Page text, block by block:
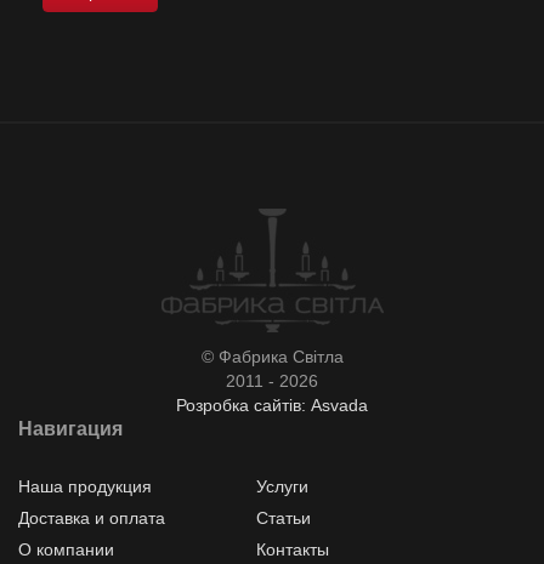
© Фабрика Світла
2011 - 2026
Розробка сайтів: Asvada
Навигация
Наша продукция
Услуги
Доставка и оплата
Статьи
О компании
Контакты